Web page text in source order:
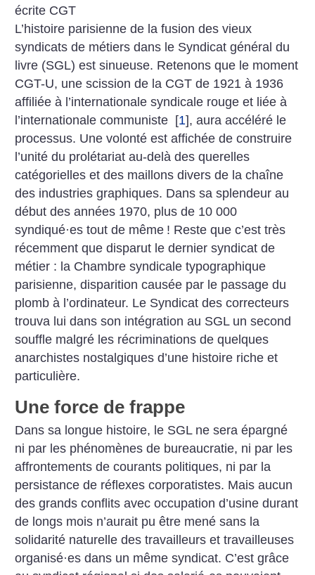
écrite CGT
L’histoire parisienne de la fusion des vieux
syndicats de métiers dans le Syndicat général du
livre (SGL) est sinueuse. Retenons que le moment
CGT-U, une scission de la CGT de 1921 à 1936
affiliée à l’internationale syndicale rouge et liée à
l’internationale communiste [1], aura accéléré le
processus. Une volonté est affichée de construire
l’unité du prolétariat au-delà des querelles
catégorielles et des maillons divers de la chaîne
des industries graphiques. Dans sa splendeur au
début des années 1970, plus de 10 000
syndiqué·es tout de même ! Reste que c’est très
récemment que disparut le dernier syndicat de
métier : la Chambre syndicale typographique
parisienne, disparition causée par le passage du
plomb à l’ordinateur. Le Syndicat des correcteurs
trouva lui dans son intégration au SGL un second
souffle malgré les récriminations de quelques
anarchistes nostalgiques d’une histoire riche et
particulière.
Une force de frappe
Dans sa longue histoire, le SGL ne sera épargné
ni par les phénomènes de bureaucratie, ni par les
affrontements de courants politiques, ni par la
persistance de réflexes corporatistes. Mais aucun
des grands conflits avec occupation d’usine durant
de longs mois n’aurait pu être mené sans la
solidarité naturelle des travailleurs et travailleuses
organisé·es dans un même syndicat. C’est grâce